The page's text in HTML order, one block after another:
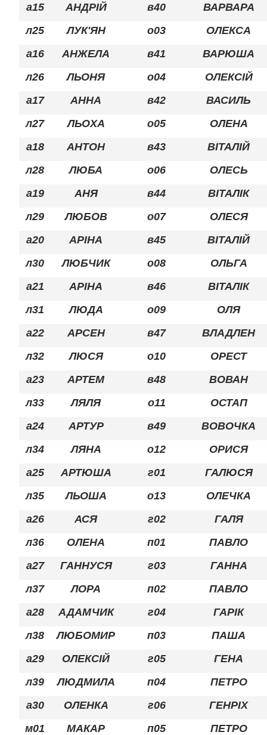
а15 АНДРІЙ в40
ВАРВАРА
л25
ЛУК'ЯН о03
ОЛЕКСА
а16
АНЖЕЛА в41
ВАРЮША
л26
ЛЬОНЯ о04
ОЛЕКСІЙ
а17
АННА в42
ВАСИЛЬ
л27
ЛЬОХА о05
ОЛЕНА
а18
АНТОН в43
ВІТАЛІЙ
л28
ЛЮБА о06
ОЛЕСЬ
а19
АНЯ в44
ВІТАЛІК
л29
ЛЮБОВ о07
ОЛЕСЯ
а20
АРІНА в45
ВІТАЛІЙ
л30
ЛЮБЧИК о08
ОЛЬГА
а21
АРІНА в46
ВІТАЛІК
л31
ЛЮДА о09
ОЛЯ
а22
АРСЕН в47
ВЛАДЛЕН
л32
ЛЮСЯ о10
ОРЕСТ
а23
АРТЕМ в48
ВОВАН
л33
ЛЯЛЯ о11
ОСТАП
а24
АРТУР в49
ВОВОЧКА
л34
ЛЯНА о12
ОРИСЯ
а25
АРТЮША г01
ГАЛЮСЯ
л35
ЛЬОША о13
ОЛЕЧКА
а26
АСЯ г02
ГАЛЯ
л36
ОЛЕНА п01
ПАВЛО
а27
ГАННУСЯ г03
ГАННА
л37
ЛОРА п02
ПАВЛО
а28
АДАМЧИК г04
ГАРІК
л38
ЛЮБОМИР п03
ПАША
а29
ОЛЕКСІЙ г05
ГЕНА
л39
ЛЮДМИЛА п04
ПЕТРО
а30
ОЛЕНКА г06
ГЕНРІХ
м01
МАКАР п05
ПЕТРО